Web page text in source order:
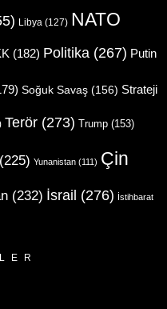
Libya (127) NATO
(182) Politika (267) Putin
Soğuk Savaş (156) Strateji
Terör (273) Trump (153)
(225) Yunanistan (111) Çin
(232) İsrail (276) İstihbarat